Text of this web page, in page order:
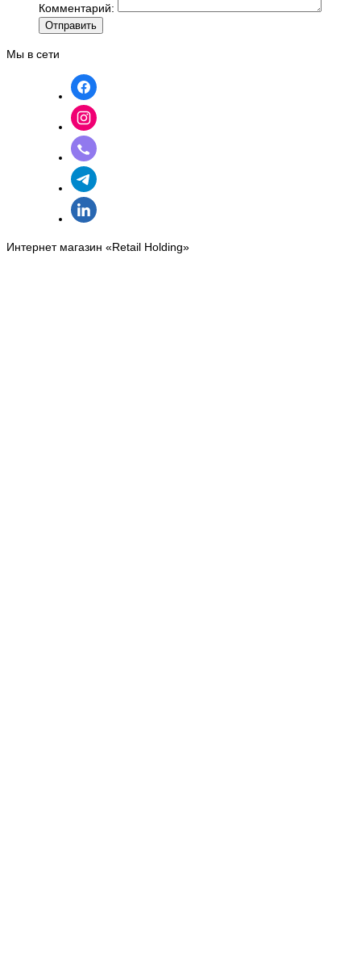
Комментарий:
Отправить
Мы в сети
Интернет магазин «Retail Holding»